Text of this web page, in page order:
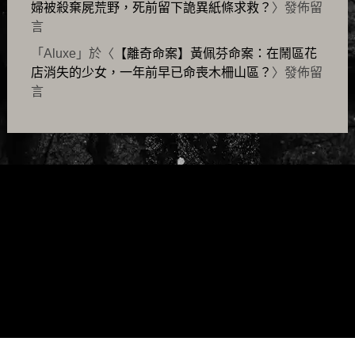
婦被殺棄屍荒野，死前留下詭異紙條求救？ 〉發佈留
言
「 Aluxe 」於〈 【離奇命案】黃佩芬命案：在鬧區花
店消失的少女，一年前早已命喪木柵山區？ 〉發佈留
言